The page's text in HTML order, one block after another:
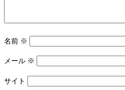
名前 ※
メール ※
サイト